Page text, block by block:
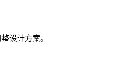
设计方案。